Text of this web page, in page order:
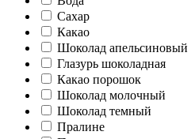
Сахар
Какао
Шоколад апельсиновый
Глазурь шоколадная
Какао порошок
Шоколад молочный
Шоколад темный
Пралине